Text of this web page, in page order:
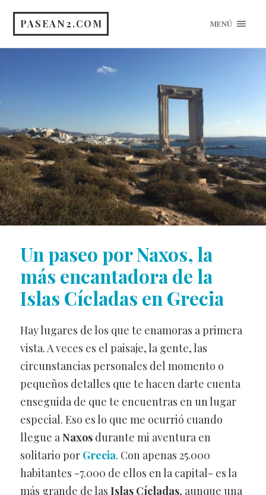
PASEAN2.COM MENÚ
Un paseo por Naxos, la
más encantadora de la
Islas Cícladas en Grecia
Hay lugares de los que te enamoras a primera
vista. A veces es el paisaje, la gente, las
circunstancias personales del momento o
pequeños detalles que te hacen darte cuenta
enseguida de que te encuentras en un lugar
especial. Eso es lo que me ocurrió cuando
llegue aNaxosdurante mi aventura en
solitario por Grecia. Con apenas 25.000
habitantes -7.000 de ellos en la capital- es la
más grande de las Islas Cícladas, aunque una